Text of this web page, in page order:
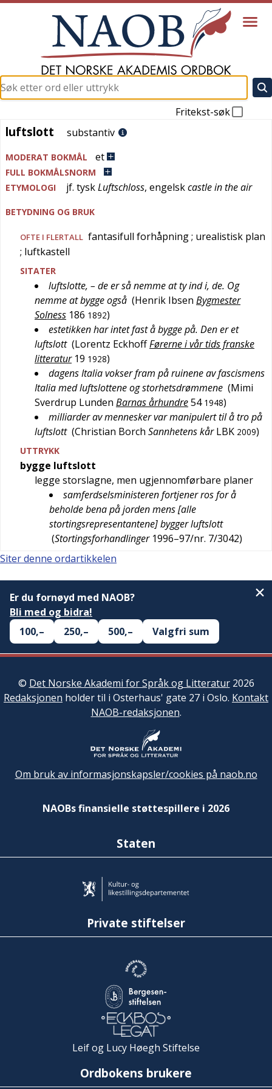
Fritekst-søk
luftslott
luftslott substantiv
MODERAT BOKMÅL et
FULL BOKMÅLSNORM
ETYMOLOGI
jf. tyskLuftschloss, engelskcastle in the air
BETYDNING OG BRUK
OFTE I FLERTALL fantasifull forhåpning; urealistisk plan
; luftkastell
SITATER
luftslotte, – de er så nemme at ty ind​ i, de. Og
nemme at bygge også (Henrik Ibsen Bygmester
Solness 186 1892)
estetikken har intet fast å bygge på. Den er et
luftslott (Lorentz EckhoffFørerne i vår tids franske
litteratur 19 1928)
dagens Italia vokser fram på ruinene av fascismens
Italia med luftslottene og storhetsdrømmene (Mimi
Sverdrup Lunden Barnas århundre54 1948)
milliarder av mennesker var manipulert til å tro på
luftslott (Christian Borch Sannhetens kår LBK 2009)
UTTRYKK
bygge luftslott
legge storslagne, men ugjennomførbare planer
samferdselsministeren fortjener ros for å
beholde bena på jorden mens [alle
stortingsrepresentantene] bygger luftslott
(Stortingsforhandlinger 1996–97/nr. 7/3042)
Siter denne ordartikkelen
Er du fornøyd med NAOB?
Bli med og bidra!
100,–
250,– 500,– Valgfri sum
© Det Norske Akademi for Språk og Litteratur2026
Redaksjonen holder til i Osterhaus' gate 27 i Oslo. Kontakt
NAOB-redaksjonen.
Om bruk av informasjonskapsler/cookies på naob.no
NAOBs finansielle støttespillere i 2026
Staten
Private stiftelser
Leif og Lucy Høegh Stiftelse
Ordbokens brukere